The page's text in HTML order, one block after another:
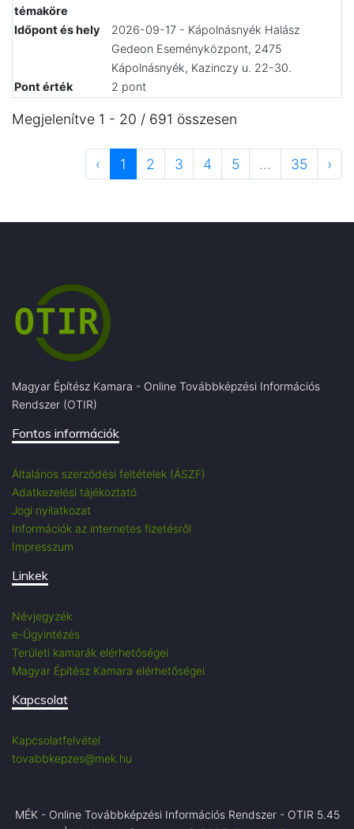
témaköre
Időpont és hely
2026-09-17 - Kápolnásnyék Halász
Gedeon Eseményközpont, 2475
Kápolnásnyék, Kazinczy u. 22-30.
Pont érték
2 pont
Megjelenítve 1 - 20 / 691 összesen
‹ 1 2 3 4 5 ... 35 ›
Magyar Építész Kamara - Online Továbbképzési Információs
Rendszer (OTIR)
Fontos információk
Általános szerződési feltételek (ÁSZF)
Adatkezelési tájékoztató
Jogi nyilatkozat
Információk az internetes fizetésről
Impresszum
Linkek
Névjegyzék
e-Ügyintézés
Területi kamarák elérhetőségei
Magyar Építész Kamara elérhetőségei
Kapcsolat
Kapcsolatfelvétel
tovabbkepzes@mek.hu
MÉK - Online Továbbképzési Információs Rendszer - OTIR 5.45